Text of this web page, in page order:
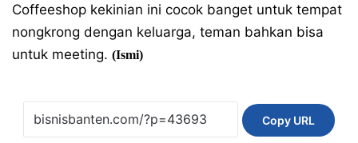
Coffeeshop kekinian ini cocok banget untuk tempat
nongkrong dengan keluarga, teman bahkan bisa
untuk meeting. (Ismi)
Copy URL